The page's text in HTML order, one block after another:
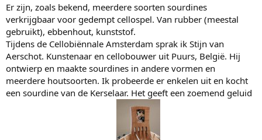
t
e
r
m
Er zijn, zoals bekend, meerdere soorten sourdines
verkrijgbaar voor gedempt cellospel. Van rubber (meestal
gebruikt), ebbenhout, kunststof.
Tijdens de Cellobiënnale Amsterdam sprak ik Stijn van
Aerschot. Kunstenaar en cellobouwer uit Puurs, België. Hij
ontwierp en maakte sourdines in andere vormen en
meerdere houtsoorten. Ik probeerde er enkelen uit en kocht
een sourdine van de Kerselaar. Het geeft een zoemend geluid